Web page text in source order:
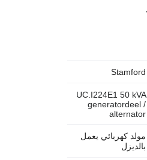
Stamford
UC.I224E1 50 kVA
generatordeel /
alternator
مولد كهربائي يعمل
بالديزل